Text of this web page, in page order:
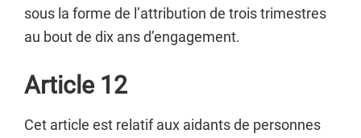
sous la forme de l’attribution de trois trimestres
au bout de dix ans d’engagement.
Article 12
Cet article est relatif aux aidants de personnes